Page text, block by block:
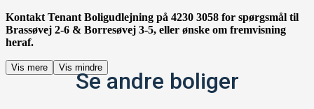
Kontakt Tenant Boligudlejning på 4230 3058 for spørgsmål til
Brassøvej 2-6 & Borresøvej 3-5, eller ønske om fremvisning
heraf.
Vis mere Vis mindre
Se andre boliger